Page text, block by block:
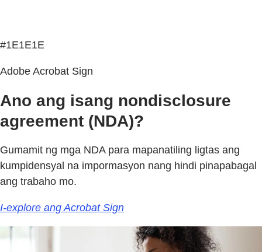
#1E1E1E
Adobe Acrobat Sign
Ano ang isang nondisclosure
agreement (NDA)?
Gumamit ng mga NDA para mapanatiling ligtas ang
kumpidensyal na impormasyon nang hindi pinapabagal
ang trabaho mo.
I-explore ang Acrobat Sign